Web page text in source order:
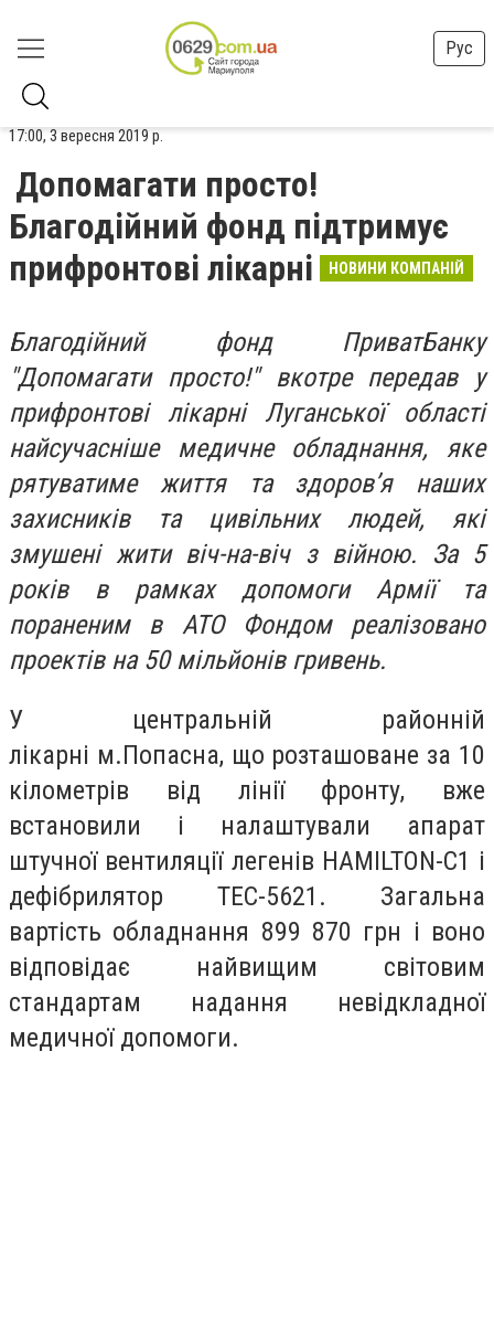
Рус
17:00, 3 вересня 2019 р.
Допомагати просто!
Благодiйний фонд підтримує
прифронтові лікарні
НОВИНИ КОМПАНІЙ
Благодійний фонд ПриватБанку
"Допомагати просто!" вкотре передав у
прифронтові лікарні Луганської області
найсучасніше медичне обладнання, яке
рятуватиме життя та здоров’я наших
захисників та цивільних людей, які
змушені жити віч-на-віч з війною. За 5
років в рамках допомоги Армії та
пораненим в АТО Фондом реалізовано
проектів на 50 мільйонів гривень.
У центральній районній
лікарні м.Попасна, що розташоване за 10
кілометрів від лінії фронту, вже
встановили і налаштували апарат
штучної вентиляції легенів HAMILTON-C1 і
дефібрилятор TEC-5621. Загальна
вартість обладнання 899 870 грн і воно
відповідає найвищим світовим
стандартам надання невідкладної
медичної допомоги.